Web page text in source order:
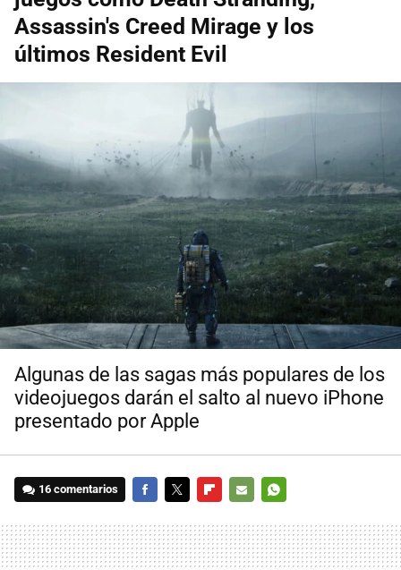
Assassin's Creed Mirage y los
últimos Resident Evil
Algunas de las sagas más populares de los
videojuegos darán el salto al nuevo iPhone
presentado por Apple
16 comentarios
MAIL